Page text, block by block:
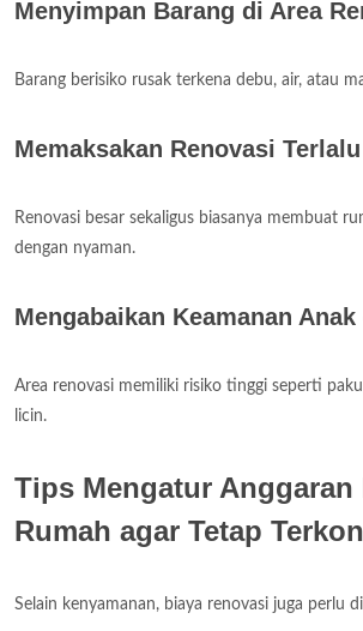
Menyimpan Barang di Area
Barang berisiko rusak terkena debu, air, atau
Memaksakan Renovasi
Renovasi besar sekaligus biasanya membuat
dengan nyaman.
Mengabaikan Keamanan
Area renovasi memiliki risiko tinggi seperti
licin.
Tips Mengatur Anggaran
Rumah agar Tetap
Selain kenyamanan, biaya renovasi juga perlu